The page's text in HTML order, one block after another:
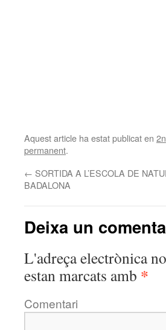
Aquest article ha estat publicat en 2n
permanent.
← SORTIDA A L’ESCOLA DE
BADALONA
Deixa un
L'adreça electrònica
estan marcats amb *
Comentari